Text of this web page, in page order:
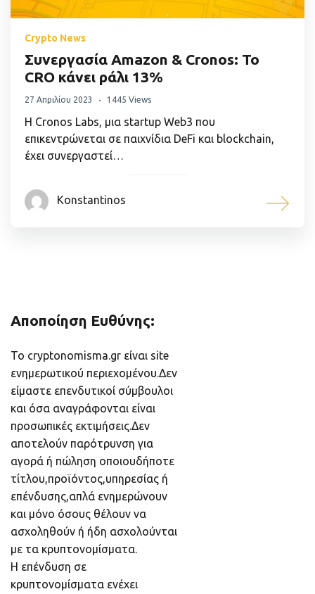
Crypto News
Συνεργασία Amazon & Cronos: Το
CRO κάνει ράλι 13%
27 Απριλίου 2023 1445 Views
Η Cronos Labs, μια startup Web3 που
επικεντρώνεται σε παιχνίδια DeFi και blockchain,
έχει συνεργαστεί…
Konstantinos
Αποποίηση Ευθύνης:
Το cryptonomisma.gr είναι site
ενημερωτικού περιεχομένου.Δεν
είμαστε επενδυτικοί σύμβουλοι
και όσα αναγράφονται είναι
προσωπικές εκτιμήσεις.Δεν
αποτελούν παρότρυνση για
αγορά ή πώληση οποιουδήποτε
τίτλου,προϊόντος,υπηρεσίας ή
επένδυσης,απλά ενημερώνουν
και μόνο όσους θέλουν να
ασχοληθούν ή ήδη ασχολούνται
με τα κρυπτονομίσματα.
Η επένδυση σε
κρυπτονομίσματα ενέχει